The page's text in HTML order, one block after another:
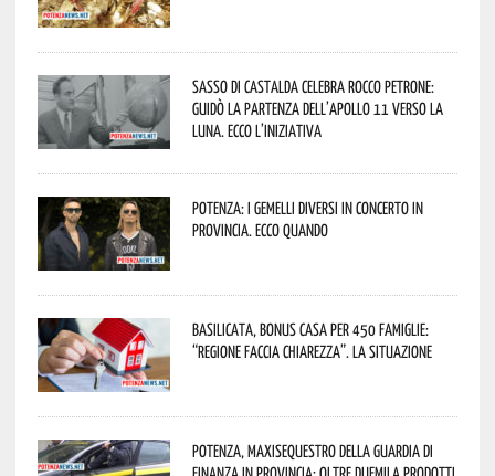
Sasso di Castalda celebra Rocco Petrone:
guidò la partenza dell’Apollo 11 verso la
Luna. Ecco l’iniziativa
Potenza: i Gemelli DiVersi in concerto in
provincia. Ecco quando
Basilicata, Bonus casa per 450 famiglie:
“Regione faccia chiarezza”. La situazione
Potenza, maxisequestro della Guardia di